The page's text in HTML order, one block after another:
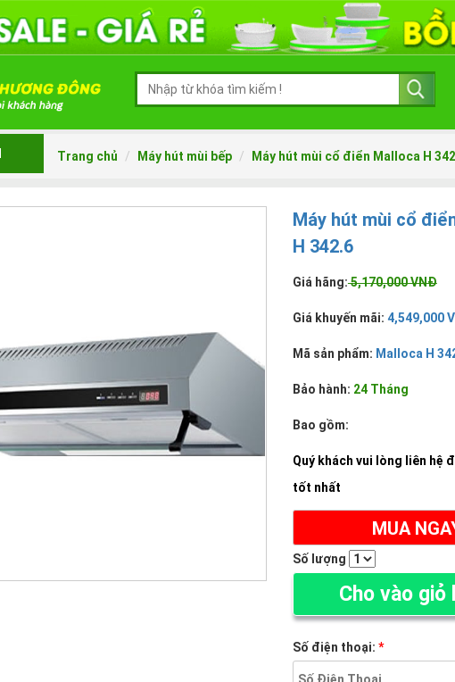
Trang chủ Máy hút mùi bếp Máy hút mùi cổ điển Malloca H
Máy hút mùi cổ
H 342.6
Giá hãng:5,170,000 VNĐ
Giá khuyến mãi: 4,549,000
Mã sản phẩm: Malloca H
Bảo hành: 24 Tháng
Bao gồm:
Quý khách vui lòng liên hệ
tốt nhất
MUA
Số lượng
Cho vào giỏ
Số điện thoại: *